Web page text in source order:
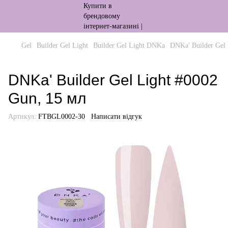
Gel Builder Gel Light Builder Gel Light DNKa DNKa' Builder Gel
DNKa' Builder Gel Light #0002
Gun, 15 мл
Артикул: FTBGL0002-30 Написати відгук